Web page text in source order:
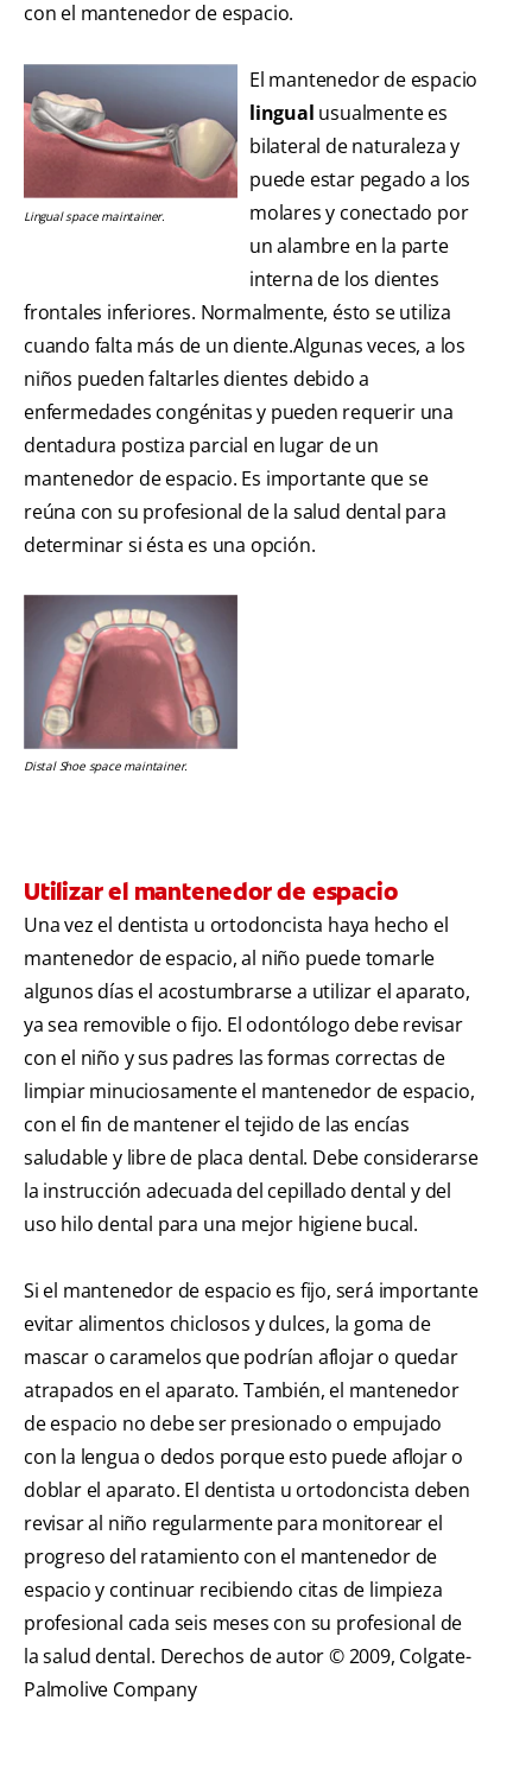
con el mantenedor de espacio.
Lingual space maintainer.
El mantenedor de espacio
lingual usualmente es
bilateral de naturaleza y
puede estar pegado a los
molares y conectado por
un alambre en la parte
interna de los dientes
frontales inferiores. Normalmente, ésto se utiliza
cuando falta más de un diente.Algunas veces, a los
niños pueden faltarles dientes debido a
enfermedades congénitas y pueden requerir una
dentadura postiza parcial en lugar de un
mantenedor de espacio. Es importante que se
reúna con su profesional de la salud dental para
determinar si ésta es una opción.
Distal Shoe space maintainer.
Utilizar el mantenedor de espacio
Una vez el dentista u ortodoncista haya hecho el
mantenedor de espacio, al niño puede tomarle
algunos días el acostumbrarse a utilizar el aparato,
ya sea removible o fijo. El odontólogo debe revisar
con el niño y sus padres las formas correctas de
limpiar minuciosamente el mantenedor de espacio,
con el fin de mantener el tejido de las encías
saludable y libre de placa dental. Debe considerarse
la instrucción adecuada del cepillado dental y del
uso hilo dental para una mejor higiene bucal.
Si el mantenedor de espacio es fijo, será importante
evitar alimentos chiclosos y dulces, la goma de
mascar o caramelos que podrían aflojar o quedar
atrapados en el aparato. También, el mantenedor
de espacio no debe ser presionado o empujado
con la lengua o dedos porque esto puede aflojar o
doblar el aparato. El dentista u ortodoncista deben
revisar al niño regularmente para monitorear el
progreso del ratamiento con el mantenedor de
espacio y continuar recibiendo citas de limpieza
profesional cada seis meses con su profesional de
la salud dental. Derechos de autor © 2009, Colgate-
Palmolive Company